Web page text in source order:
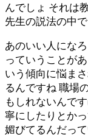
んでしょ それは
先生の説法の中
あのいい人にな
っていうことが
いう傾向に悩ま
るんですね 職場
もしれないんで
寧にしたりとか
媚びてるんだっ